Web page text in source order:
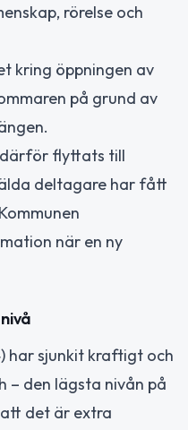
rörelse och
kring öppningen av
på grund av
därför flyttats till
deltagare har fått
när en ny
har sjunkit kraftigt och
– den lägsta nivån på
det är extra